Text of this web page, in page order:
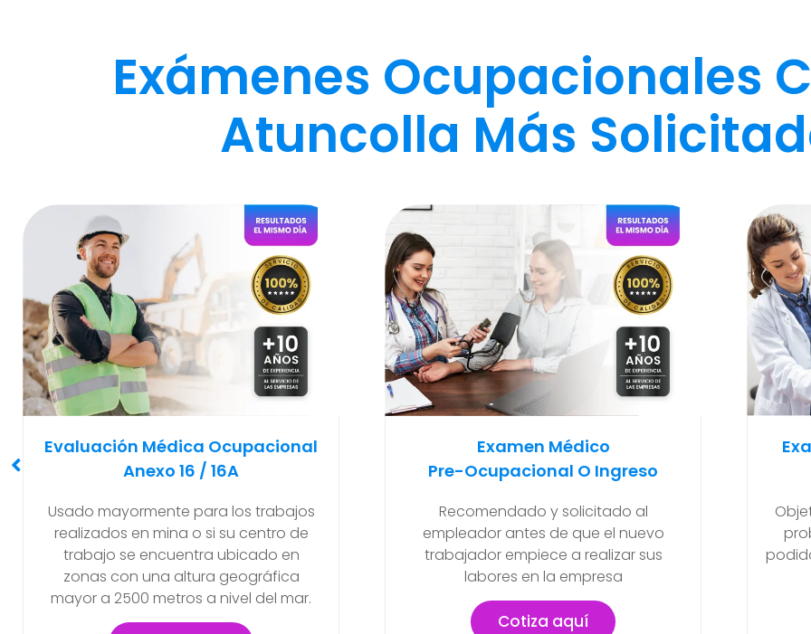
Exámenes Ocupacionales
Atuncolla Más
Examen Médico
Pre-Ocupacional O Ingreso
Recomendado y solicitado al
empleador antes de que el nuevo
trabajador empiece a realizar sus
labores en la empresa
Cotiza aquí
Examen Médico Ocupacional
Periódicos O Anuales
Objetivo de poder detectar si existen
problemas de salud que se hayan
podido generar en el transcurso de sus
actividades
Cotiza aquí